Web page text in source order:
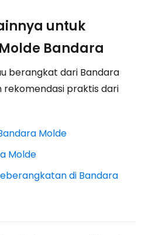
untuk
Bandara
berangkat dari Bandara
rekomendasi praktis dari
Molde
Molde
di Bandara